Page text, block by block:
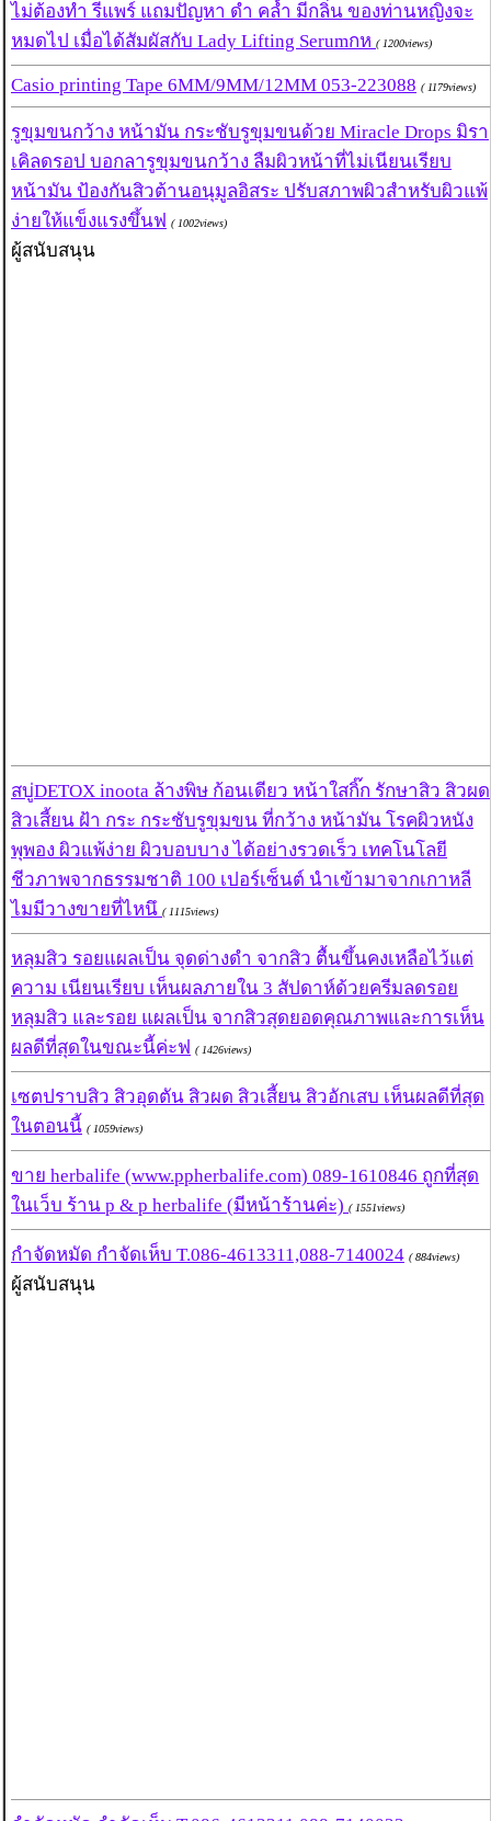
ไม่ต้องทำ รีแพร์ แถมปัญหา ดำ คล้ำ มีกลิ่น ของท่านหญิงจะ
หมดไป เมื่อได้สัมผัสกับ Lady Lifting Serumกห ( 1200views)
Casio printing Tape 6MM/9MM/12MM 053-223088 ( 1179views)
รูขุมขนกว้าง หน้ามัน กระชับรูขุมขนด้วย Miracle Drops มิรา
เคิลดรอป บอกลารูขุมขนกว้าง ลืมผิวหน้าที่ไม่เนียนเรียบ
หน้ามัน ป้องกันสิวต้านอนุมูลอิสระ ปรับสภาพผิวสำหรับผิวแพ้
ง่ายให้แข็งแรงขึ้นฟ ( 1002views)
ผู้สนับสนุน
สบู่DETOX inoota ล้างพิษ ก้อนเดียว หน้าใสกิ๊ก รักษาสิว สิวผด
สิวเสี้ยน ฝ้า กระ กระชับรูขุมขน ที่กว้าง หน้ามัน โรคผิวหนัง
พุพอง ผิวแพ้ง่าย ผิวบอบบาง ได้อย่างรวดเร็ว เทคโนโลยี
ชีวภาพจากธรรมชาติ 100 เปอร์เซ็นต์ นำเข้ามาจากเกาหลี
ไมมีวางขายที่ไหนึ ( 1115views)
หลุมสิว รอยแผลเป็น จุดด่างดำ จากสิว ตื้นขึ้นคงเหลือไว้แต่
ความ เนียนเรียบ เห็นผลภายใน 3 สัปดาห์ด้วยครีมลดรอย
หลุมสิว และรอย แผลเป็น จากสิวสุดยอดคุณภาพและการเห็น
ผลดีที่สุดในขณะนี้ค่ะฟ ( 1426views)
เซตปราบสิว สิวอุดตัน สิวผด สิวเสี้ยน สิวอักเสบ เห็นผลดีที่สุด
ในตอนนี้ ( 1059views)
ขาย herbalife (www.ppherbalife.com) 089-1610846 ถูกที่สุด
ในเว็บ ร้าน p & p herbalife (มีหน้าร้านค่ะ) ( 1551views)
กำจัดหมัด กำจัดเห็บ T.086-4613311,088-7140024 ( 884views)
ผู้สนับสนุน